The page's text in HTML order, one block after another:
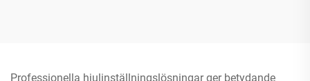
Professionella hjulinställningslösningar ger betydande